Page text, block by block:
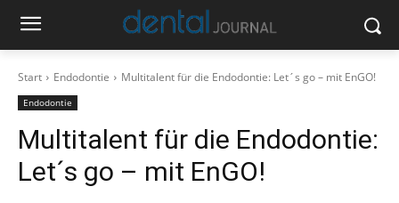
Start Endodontie Multitalent für die Endodontie: Let´s go – mit EnGO!
Endodontie
Multitalent für die Endodontie:
Let´s go – mit EnGO!